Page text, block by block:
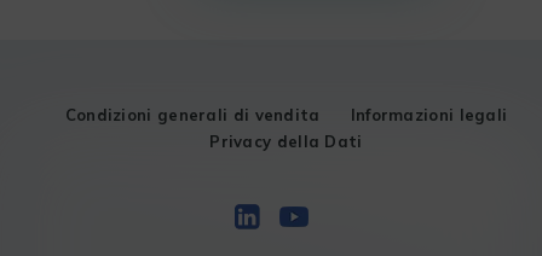
Condizioni generali di vendita
Informazioni legali
Privacy della Dati